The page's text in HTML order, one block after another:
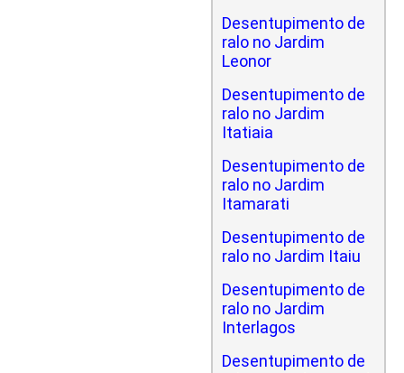
Desentupimento de
ralo no Jardim
Leonor
Desentupimento de
ralo no Jardim
Itatiaia
Desentupimento de
ralo no Jardim
Itamarati
Desentupimento de
ralo no Jardim Itaiu
Desentupimento de
ralo no Jardim
Interlagos
Desentupimento de